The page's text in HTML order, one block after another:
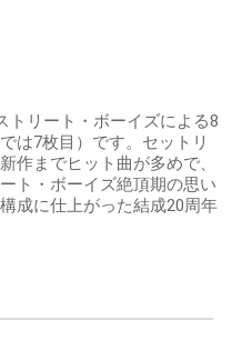
トリート・ボーイズによる8
は7枚目）です。セットリ
作までヒット曲が多めで、
ト・ボーイズ絶頂期の思い
成に仕上がった結成20周年